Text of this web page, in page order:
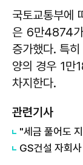
국토교통부에
은 6만4874
증가했다. 특
양의 경우 1만
차지한다.
관련기사
"세금 풀어도
GS건설 자회